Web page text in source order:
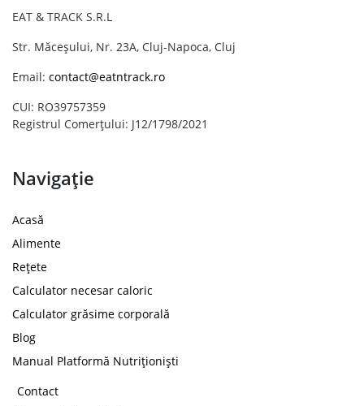
EAT & TRACK S.R.L
Str. Măceșului, Nr. 23A, Cluj-Napoca, Cluj
Email: contact@eatntrack.ro
CUI: RO39757359
Registrul Comerțului: J12/1798/2021
Navigație
Acasă
Alimente
Rețete
Calculator necesar caloric
Calculator grăsime corporală
Blog
Manual Platformă Nutriționiști
Contact